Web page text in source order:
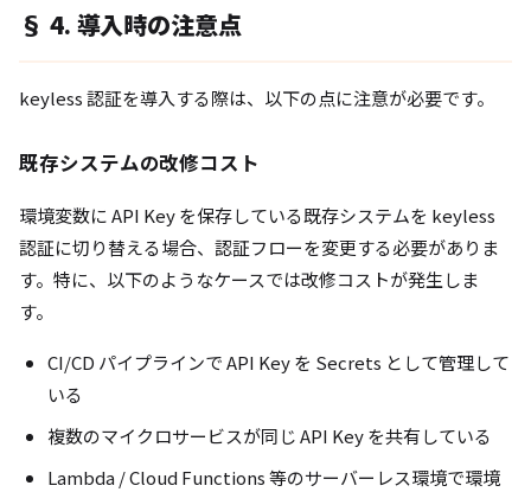
§ 4. 導入時の注意点
keyless 認証を導入する際は、以下の点に注意が必要です。
既存システムの改修コスト
環境変数に API Key を保存している既存システムを keyless
認証に切り替える場合、認証フローを変更する必要がありま
す。特に、以下のようなケースでは改修コストが発生しま
す。
CI/CD パイプラインで API Key を Secrets として管理して
いる
複数のマイクロサービスが同じ API Key を共有している
Lambda / Cloud Functions 等のサーバーレス環境で環境